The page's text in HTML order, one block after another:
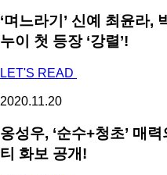
‘며느라기’ 신예 최윤라,
누이 첫 등장 ‘강렬’!
LET'S READ
2020.11.20
옹성우, ‘순수+청초’ 매
티 화보 공개!